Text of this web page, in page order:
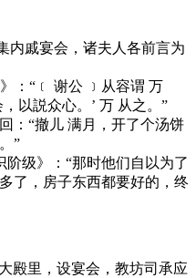
内戚宴会，诸夫人各前言为
：“﹝ 谢公 ﹞从容谓 万
以説众心。’ 万 从之。”
：“撤儿 满月，开了个汤饼
”
阶级》：“那时他们自以为了
了，房子东西都要好的，终
殿里，设宴会，教坊司承应